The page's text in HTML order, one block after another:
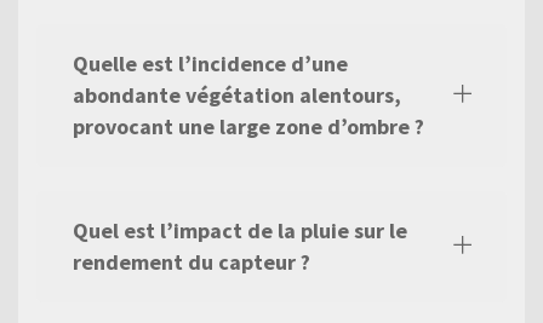
Quelle est l’incidence d’une
abondante végétation alentours,
provocant une large zone d’ombre ?
Quel est l’impact de la pluie sur le
rendement du capteur ?